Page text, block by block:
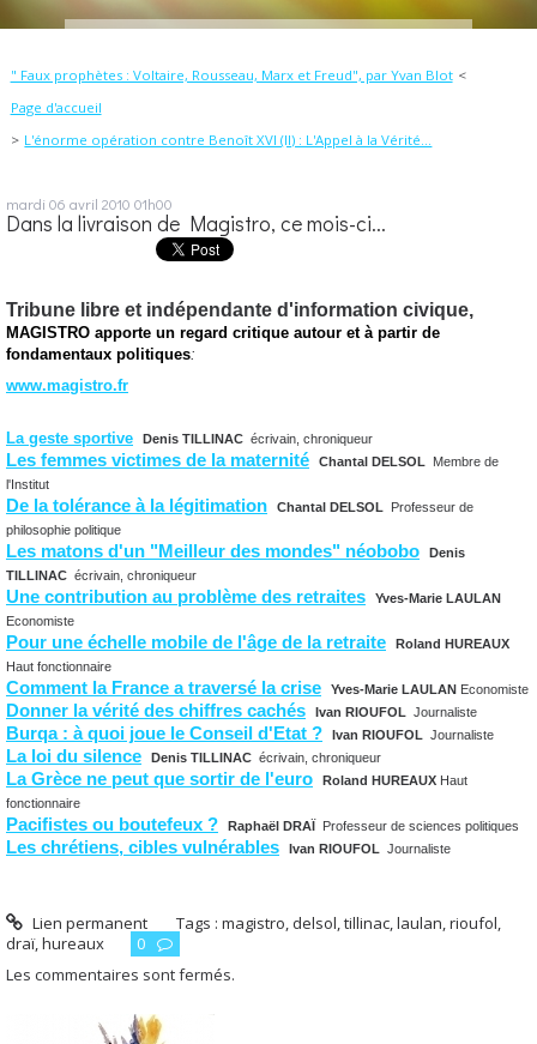
" Faux prophètes : Voltaire, Rousseau, Marx et Freud", par Yvan Blot
Page d'accueil
L'énorme opération contre Benoît XVI (II) : L'Appel à la Vérité...
mardi 06 avril 2010 01h00
Dans la livraison de Magistro, ce mois-ci...
Tribune libre et indépendante d'information civique,
MAGISTRO apporte un regard critique autour et à partir de
fondamentaux politiques:
www.magistro.fr
La geste sportive Denis TILLINAC écrivain, chroniqueur
Les femmes victimes de la maternité Chantal DELSOL
Membre de
l'Institut
De la tolérance à la légitimation Chantal DELSOL
Professeur de
philosophie politique
Les matons d'un "Meilleur des mondes" néobobo
Denis
TILLINAC écrivain, chroniqueur
Une contribution au problème des retraites
Yves-Marie LAULAN
Economiste
Pour une échelle mobile de l'âge de la retraite
Roland HUREAUX
Haut fonctionnaire
Comment la France a traversé la crise Yves-Marie LAULAN Economiste
Donner la vérité des chiffres cachés Ivan RIOUFOL Journaliste
Burqa : à quoi joue le Conseil d'Etat ? Ivan RIOUFOL Journaliste
La loi du silence Denis TILLINAC écrivain, chroniqueur
La Grèce ne peut que sortir de l'euro Roland HUREAUX Haut
fonctionnaire
Pacifistes ou boutefeux ? Raphaël DRAÏ Professeur de sciences politiques
Les chrétiens, cibles vulnérables Ivan RIOUFOL Journaliste
Lien permanent Tags :magistro, delsol,tillinac,laulan,rioufol,
draï,hureaux
0
Les commentaires sont fermés.